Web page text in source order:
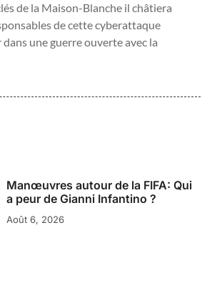
de la Maison-Blanche il châtiera
de cette cyberattaque
une guerre ouverte avec la
Manœuvres autour de la FIFA: Qui
a peur de Gianni Infantino ?
Août 6, 2026